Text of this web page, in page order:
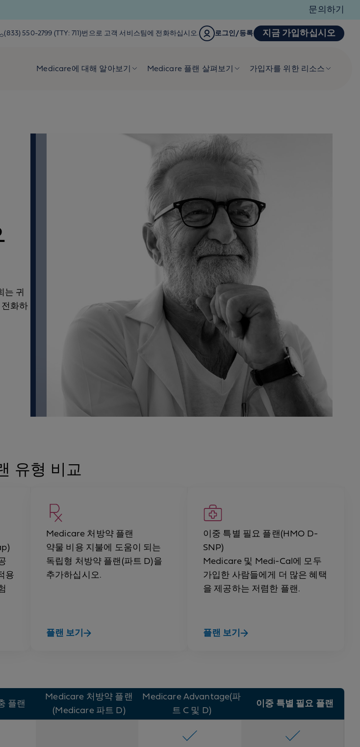
문의하기
(833) 550-2799 (TTY: 711)번으로 고객 서비스팀에 전화하십시오. 로그인/등록 지금 가입하십시오
Medicare에 대해 알아보기 Medicare 플랜 살펴보기 가입자를 위한 리소스
는 귀
화하
유형 비교
용
Medicare 처방약 플랜
약물 비용 지불에 도움이 되는
독립형 처방약 플랜(파트 D)을
추가하십시오.
플랜 보기
이중 특별 필요 플랜(HMO D-
SNP)
Medicare 및 Medi-Cal에 모두
가입한 사람들에게 더 많은 혜택
을 제공하는 저렴한 플랜.
플랜 보기
플랜
Medicare 처방약 플랜
(Medicare 파트 D)
Medicare Advantage(파
트 C 및 D)
이중 특별 필요 플랜